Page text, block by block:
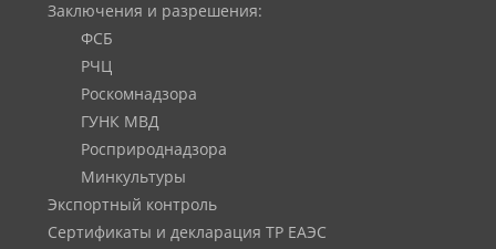
Заключения и разрешения:
ФСБ
РЧЦ
Роскомнадзора
ГУНК МВД
Росприроднадзора
Минкультуры
Экспортный контроль
Сертификаты и декларация ТР ЕАЭС